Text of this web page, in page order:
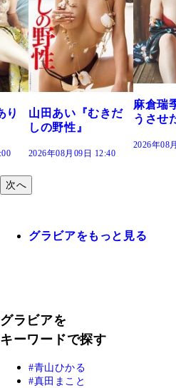
い『むきだ
性』
08月09日 12:40
麻倉瑞季『夏がそ
うさせた』
2026年08月09日 12:35
次へ
グラビアをもっと見る
グラビアを
キーワードで探す
青山ひかる
真田まこと